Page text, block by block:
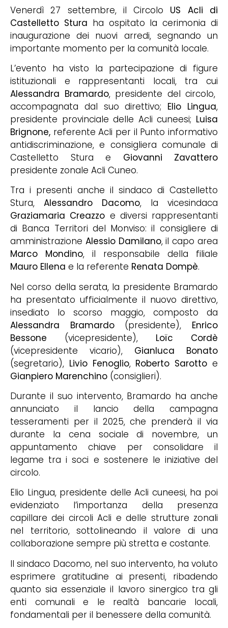
Venerdì 27 settembre, il Circolo US Acli di
Castelletto Stura ha ospitato la cerimonia di
inaugurazione dei nuovi arredi, segnando un
importante momento per la comunità locale.
L’evento ha visto la partecipazione di figure
istituzionali e rappresentanti locali, tra cui
Alessandra Bramardo, presidente del circolo,
accompagnata dal suo direttivo; Elio Lingua,
presidente provinciale delle Acli cuneesi; Luisa
Brignone, referente Acli per il Punto informativo
antidiscriminazione, e consigliera comunale di
Castelletto Stura e Giovanni Zavattero
presidente zonale Acli Cuneo.
Tra i presenti anche il sindaco di Castelletto
Stura, Alessandro Dacomo, la vicesindaca
Graziamaria Creazzo e diversi rappresentanti
di Banca Territori del Monviso: il consigliere di
amministrazione Alessio Damilano, il capo area
Marco Mondino, il responsabile della filiale
Mauro Ellena e la referente Renata Dompè.
Nel corso della serata, la presidente Bramardo
ha presentato ufficialmente il nuovo direttivo,
insediato lo scorso maggio, composto da
Alessandra Bramardo(presidente), Enrico
Bessone (vicepresidente), Loïc Cordè
(vicepresidente vicario), Gianluca Bonato
(segretario), Livio Fenoglio, Roberto Sarotto e
Gianpiero Marenchino (consiglieri).
Durante il suo intervento, Bramardo ha anche
annunciato il lancio della campagna
tesseramenti per il 2025, che prenderà il via
durante la cena sociale di novembre, un
appuntamento chiave per consolidare il
legame tra i soci e sostenere le iniziative del
circolo.
Elio Lingua, presidente delle Acli cuneesi, ha poi
evidenziato l’importanza della presenza
capillare dei circoli Acli e delle strutture zonali
nel territorio, sottolineando il valore di una
collaborazione sempre più stretta e costante.
Il sindaco Dacomo, nel suo intervento, ha voluto
esprimere gratitudine ai presenti, ribadendo
quanto sia essenziale il lavoro sinergico tra gli
enti comunali e le realtà bancarie locali,
fondamentali per il benessere della comunità.